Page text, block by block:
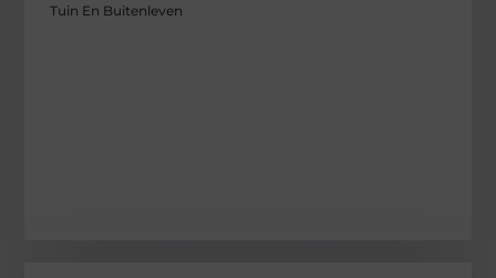
Tuin En Buitenleven